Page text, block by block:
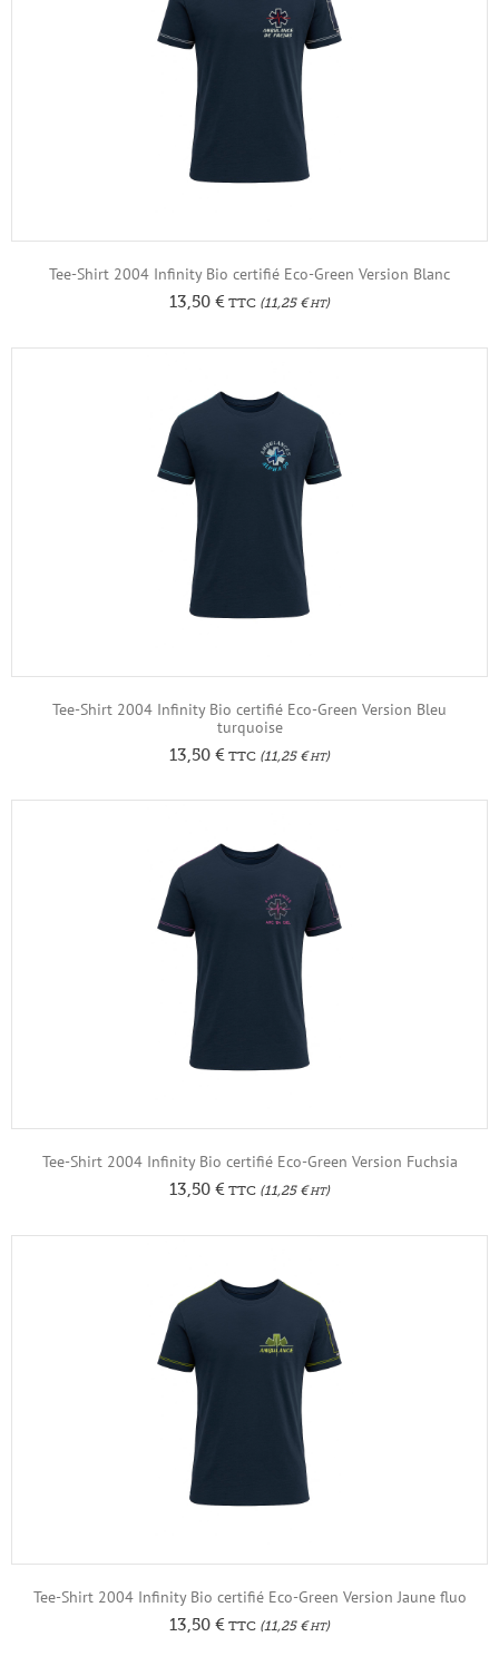
Tee-Shirt 2004 Infinity Bio certifié Eco-Green Version Blanc
13,50 € TTC (11,25 €HT)
Tee-Shirt 2004 Infinity Bio certifié Eco-Green Version Bleu
turquoise
13,50 € TTC (11,25 €HT)
Tee-Shirt 2004 Infinity Bio certifié Eco-Green Version Fuchsia
13,50 € TTC (11,25 €HT)
Tee-Shirt 2004 Infinity Bio certifié Eco-Green Version Jaune fluo
13,50 € TTC (11,25 €HT)